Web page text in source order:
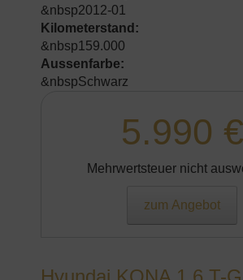
&nbsp2012-01
Kilometerstand:
&nbsp159.000
Aussenfarbe:
&nbspSchwarz
5.990 €
Mehrwertsteuer nicht
zum Angebot